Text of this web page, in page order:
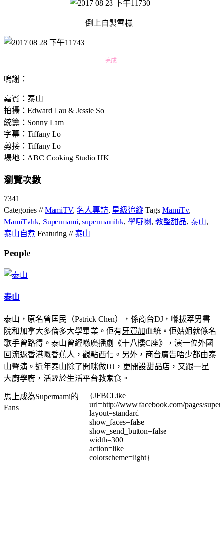
倒上自製雪榚
完成
嗚謝：
嘉賓：泰山
拍攝：Edward Lau & Jessie So
統籌：Sonny Lam
字幕：Tiffany Lo
剪接：Tiffany Lo
場地：ABC Cooking Studio HK
瀏覽次數
7341
Categories //MamiTV, 名人專訪, 星級追縱 Tags MamiTv,
MamiTvhk, Supermami, supermamihk, 學嘢喇 , 教整甜品, 泰山,
泰山自煮 Featuring //泰山
People
泰山
泰山，原名曾匡民（Patrick Chen），係商台DJ ，喺拔萃男書
院和加拿大多倫多大學畢業。佢有牙買加 血統。佢姑姐就係名
歌手曾路得。泰山曾經喺廣播劇《十八樓C座》，演一位外國
回流返香港嘅香蕉人 ，觀點西化。另外，商台廣告唔少都由泰
山聲演。近年泰山除了開咪做DJ，更開設甜品店，又跟一星
大廚學廚，活躍於生活平台教煮食。
馬上成為Supermami的
Fans
{JFBCLike
url=http://www.facebook.com/pages/
layout=standard
show_faces=false
show_send_button=false
width=300
action=like
colorscheme=light}